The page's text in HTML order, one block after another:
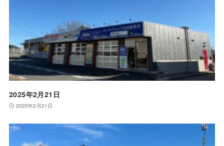
2025年2月21日
2025年2月21日